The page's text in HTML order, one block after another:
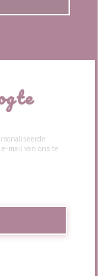
mail van ons te